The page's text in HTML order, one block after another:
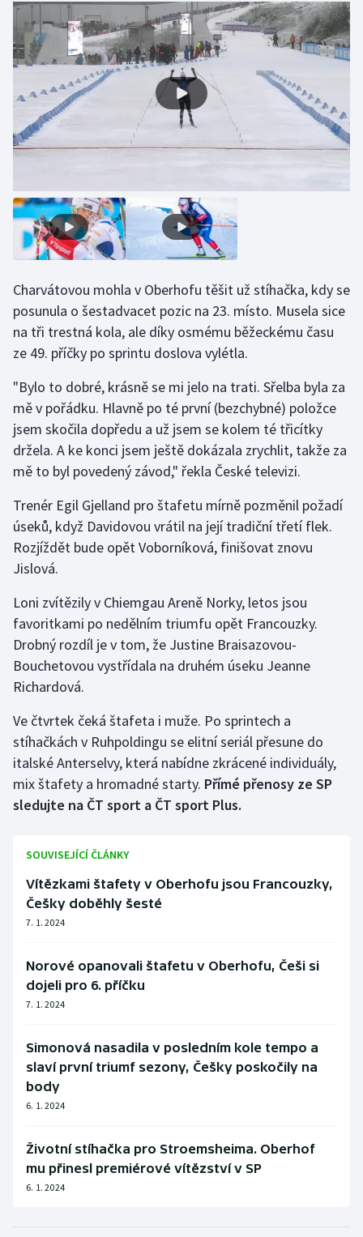
Charvátovou mohla v Oberhofu těšit už stíhačka, kdy se
posunula o šestadvacet pozic na 23. místo. Musela sice
na tři trestná kola, ale díky osmému běžeckému času
ze 49. příčky po sprintu doslova vylétla.
"Bylo to dobré, krásně se mi jelo na trati. Sřelba byla za
mě v pořádku. Hlavně po té první (bezchybné) položce
jsem skočila dopředu a už jsem se kolem té třicítky
držela. A ke konci jsem ještě dokázala zrychlit, takže za
mě to byl povedený závod," řekla České televizi.
Trenér Egil Gjelland pro štafetu mírně pozměnil požadí
úseků, když Davidovou vrátil na její tradiční třetí flek.
Rozjíždět bude opět Voborníková, finišovat znovu
Jislová.
Loni zvítězily v Chiemgau Areně Norky, letos jsou
favoritkami po nedělním triumfu opět Francouzky.
Drobný rozdíl je v tom, že Justine Braisazovou-
Bouchetovou vystřídala na druhém úseku Jeanne
Richardová.
Ve čtvrtek čeká štafeta i muže. Po sprintech a
stíhačkách v Ruhpoldingu se elitní seriál přesune do
italské Anterselvy, která nabídne zkrácené individuály,
mix štafety a hromadné starty. Přímé přenosy ze SP
sledujte na ČT sport a ČT sport Plus.
SOUVISEJÍCÍ ČLÁNKY
Vítězkami štafety v Oberhofu jsou Francouzky,
Češky doběhly šesté
7. 1. 2024
Norové opanovali štafetu v Oberhofu, Češi si
dojeli pro 6. příčku
7. 1. 2024
Simonová nasadila v posledním kole tempo a
slaví první triumf sezony, Češky poskočily na
body
6. 1. 2024
Životní stíhačka pro Stroemsheima. Oberhof
mu přinesl premiérové vítězství v SP
6. 1. 2024